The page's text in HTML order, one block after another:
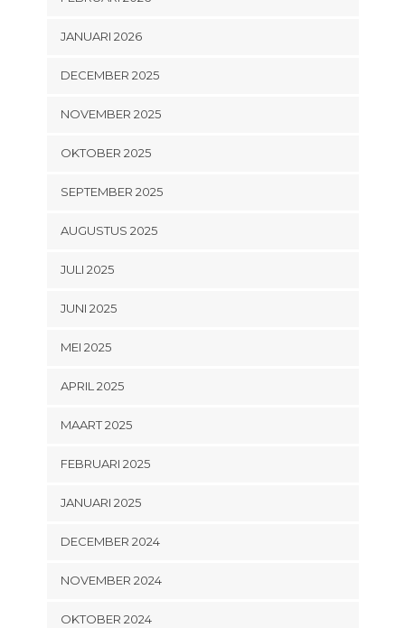
JANUARI 2026
DECEMBER 2025
NOVEMBER 2025
OKTOBER 2025
SEPTEMBER 2025
AUGUSTUS 2025
JULI 2025
JUNI 2025
MEI 2025
APRIL 2025
MAART 2025
FEBRUARI 2025
JANUARI 2025
DECEMBER 2024
NOVEMBER 2024
OKTOBER 2024